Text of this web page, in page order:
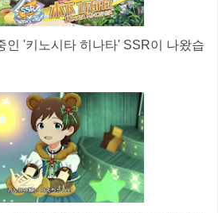
인 '키노시타 히나타' SSR이 나왔습